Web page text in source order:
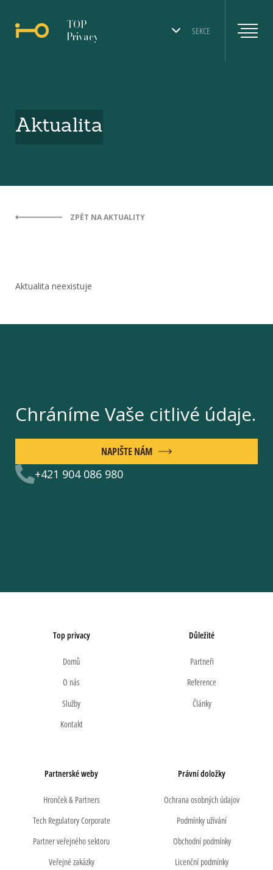
SEKCE
TOP
Privacy
Aktualita
ZPĚT NA AKTUALITY
Aktualita neexistuje
Chráníme Vaše citlivé údaje.
+421 904 086 980
NAPIŠTE NÁM
Top privacy
Domů
O nás
Služby
Kontakt
Důležité
Partneři
Reference
Články
Partnerské weby
Hronček & Partners
Tech Regulatory Corporate
Partner veřejného sektoru
Veřejné zakázky
Právní doložky
Ochrana osobných údajov
Podmínky užívání
Obchodní podmínky
Licenční podmínky